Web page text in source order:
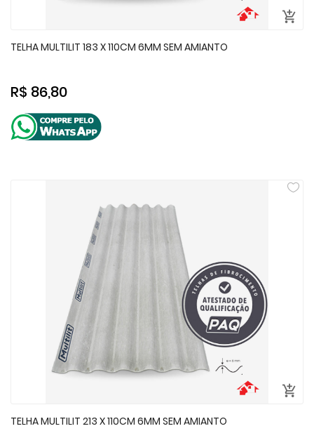
TELHA MULTILIT 183 X 110CM 6MM SEM AMIANTO
R$ 86,80
TELHA MULTILIT 213 X 110CM 6MM SEM AMIANTO